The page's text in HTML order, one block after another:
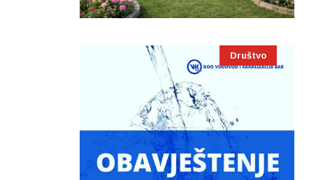
Društvo